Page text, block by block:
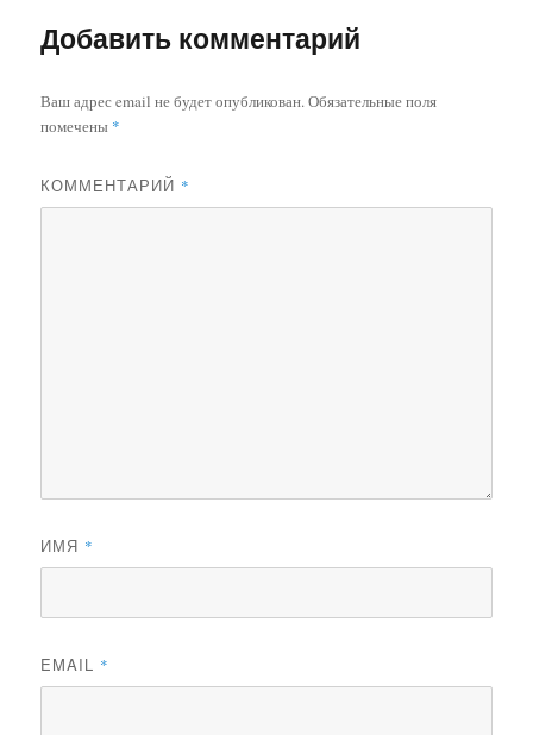
Добавить комментарий
Ваш адрес email не будет опубликован.Обязательные поля
помечены *
КОММЕНТАРИЙ *
ИМЯ *
EMAIL *